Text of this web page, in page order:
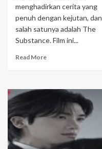
menghadirkan cerita yang
penuh dengan kejutan, dan
salah satunya adalah The
Substance. Film ini...
Read More